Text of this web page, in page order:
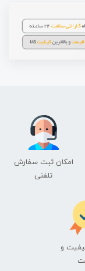
امکان ثبت سفارش
تلفنی
و